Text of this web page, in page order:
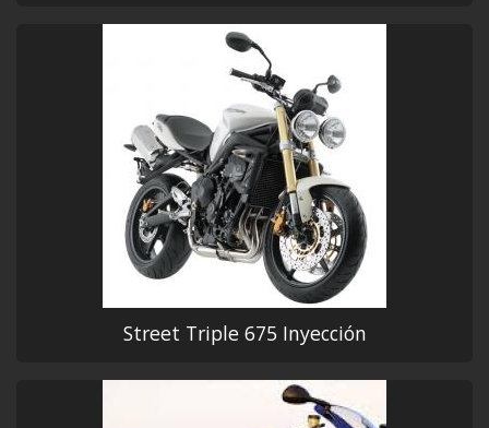
Street Triple 675 Inyección